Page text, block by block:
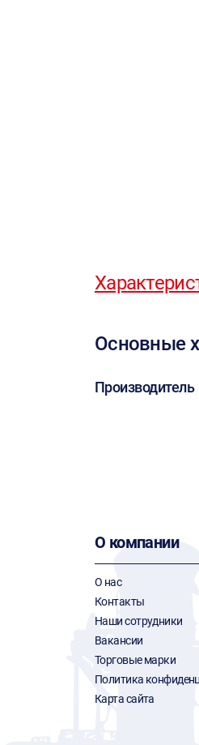
Основные
Производитель
О компании
О нас
Контакты
Наши сотрудники
Вакансии
Торговые марки
Политика
Карта сайта